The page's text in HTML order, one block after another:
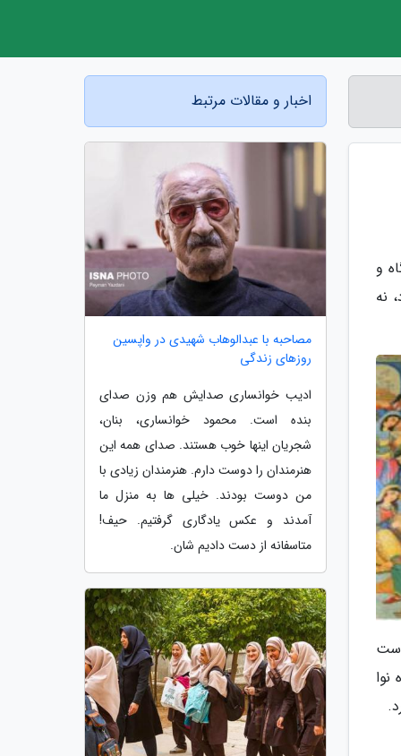
و
نه
اخبار و مقالات مرتبط
مصاحبه با عبدالوهاب شهیدی در واپسین
روزهای زندگی
ادیب خوانساری صدایش هم وزن صدای
بنده است. محمود خوانساری، بنان،
شجریان اینها خوب هستند. صدای همه این
هنرمندان را دوست دارم. هنرمندان زیادی با
من دوست بودند. خیلی ها به منزل ما
آمدند و عکس یادگاری گرفتیم. حیف!
متاسفانه از دست دادیم شان.